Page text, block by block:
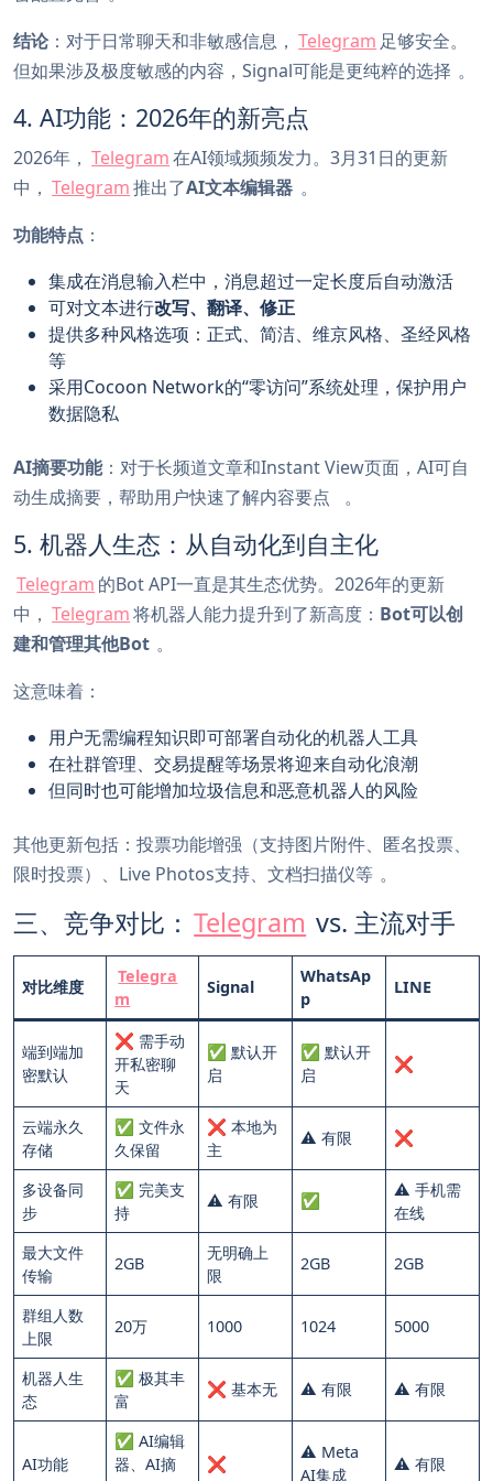
结论：对于日常聊天和非敏感信息， Telegram 足够安全。
但如果涉及极度敏感的内容，Signal可能是更纯粹的选择 。
4. AI功能：2026年的新亮点
2026年， Telegram在AI领域频频发力。3月31日的更新
中， Telegram推出了AI文本编辑器 。
功能特点 ：
集成在消息输入栏中，消息超过一定长度后自动激活
可对文本进行改写、翻译、修正
提供多种风格选项：正式、简洁、维京风格、圣经风格
等
采用Cocoon Network的“零访问”系统处理，保护用户
数据隐私
AI摘要功能：对于长频道文章和Instant View页面，AI可自
动生成摘要，帮助用户快速了解内容要点
。
5. 机器人生态：从自动化到自主化
Telegram 的Bot API一直是其生态优势。2026年的更新
中， Telegram将机器人能力提升到了新高度： Bot可以创
建和管理其他Bot 。
这意味着：
用户无需编程知识即可部署自动化的机器人工具
在社群管理、交易提醒等场景将迎来自动化浪潮
但同时也可能增加垃圾信息和恶意机器人的风险
其他更新包括：投票功能增强（支持图片附件、匿名投票、
限时投票）、Live Photos支持、文档扫描仪等 。
三、竞争对比： Telegram vs. 主流对手
对比维度
Telegra
m
Signal
WhatsAp
p
LINE
端到端加
密默认
❌ 需手动
开私密聊
天
✅ 默认开
启
✅ 默认开
启
❌
云端永久
存储
✅ 文件永
久保留
❌ 本地为
主
⚠️ 有限 ❌
多设备同
步
✅ 完美支
持
⚠️ 有限 ✅
⚠️ 手机需
在线
最大文件
传输
2GB
无明确上
限
2GB 2GB
群组人数
上限
20万 1000 1024 5000
机器人生
态
✅ 极其丰
富
❌ 基本无 ⚠️ 有限 ⚠️ 有限
AI功能
✅ AI编辑
器、AI摘
❌
⚠️ Meta
AI集成
⚠️ 有限